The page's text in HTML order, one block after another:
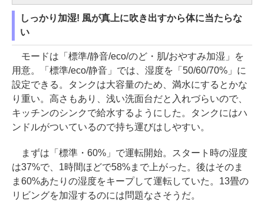
しっかり加湿! 風が真上に吹き出すから体に当たらな
い
モードは「標準/静音/eco/のど・肌/おやすみ加湿」を
用意。「標準/eco/静音」では、湿度を「50/60/70%」に
設定できる。タンクは大容量のため、満水にするとかな
り重い。高さもあり、浅い洗面台だと入れづらいので、
キッチンのシンクで給水するようにした。タンクにはハ
ンドルがついているので持ち運びはしやすい。
まずは「標準・60%」で運転開始。スタート時の湿度
は37%で、1時間ほどで58%まで上がった。後はそのま
ま60%あたりの湿度をキープして運転していた。13畳の
リビングを加湿するのには問題なさそうだ。